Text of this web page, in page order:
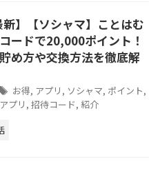
新】【ソシャマ】ことはむ
ードで20,000ポイント！
め方や交換方法を徹底解
お得, アプリ , ソシャマ, ポイント,
プリ , 招待コード, 紹介